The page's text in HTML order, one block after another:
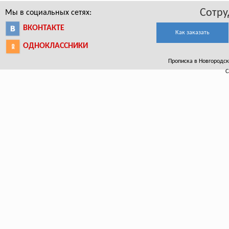
Мы в социальных сетях:
ВКОНТАКТЕ
ОДНОКЛАССНИКИ
Как заказать
Прописка в